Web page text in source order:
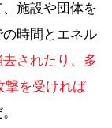
施設や団体を
時間とエネル
されたり、多
撃を受ければ